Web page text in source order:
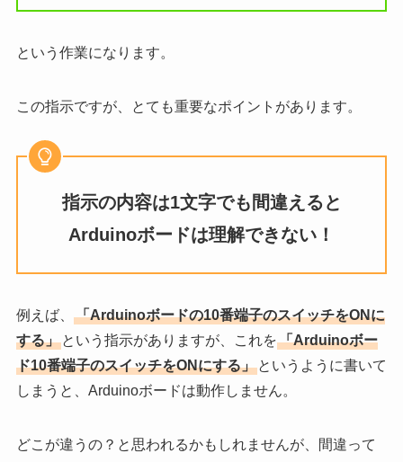
という作業になります。
この指示ですが、とても重要なポイントがあります。
指示の内容は1文字でも間違えると
Arduinoボードは理解できない！
例えば、
「Arduinoボードの10番端子のスイッチをONに
する」という指示がありますが、これを「Arduinoボー
ド10番端子のスイッチをONにする」というように書いて
しまうと、Arduinoボードは動作しません。
どこが違うの？と思われるかもしれませんが、間違って